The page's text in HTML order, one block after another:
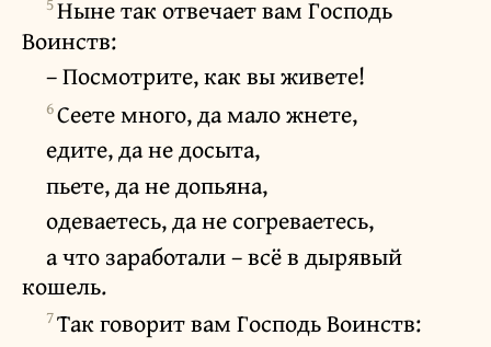
Ныне так отвечает вам Господь
Воинств:
– Посмотрите, как вы живете!
6Сеете много, да мало жнете,
едите, да не досыта,
пьете, да не допьяна,
одеваетесь, да не согреваетесь,
а что заработали – всё в дырявый
кошель.
7Так говорит вам Господь Воинств: